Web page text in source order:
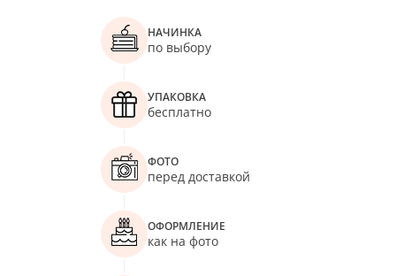
НАЧИНКА
по выбору
УПАКОВКА
бесплатно
ФОТО
перед доставкой
ОФОРМЛЕНИЕ
как на фото